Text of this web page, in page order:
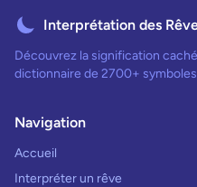
Interprétation des
Découvrez la signification
dictionnaire de 2700+
Navigation
Accueil
Interpréter un rêve